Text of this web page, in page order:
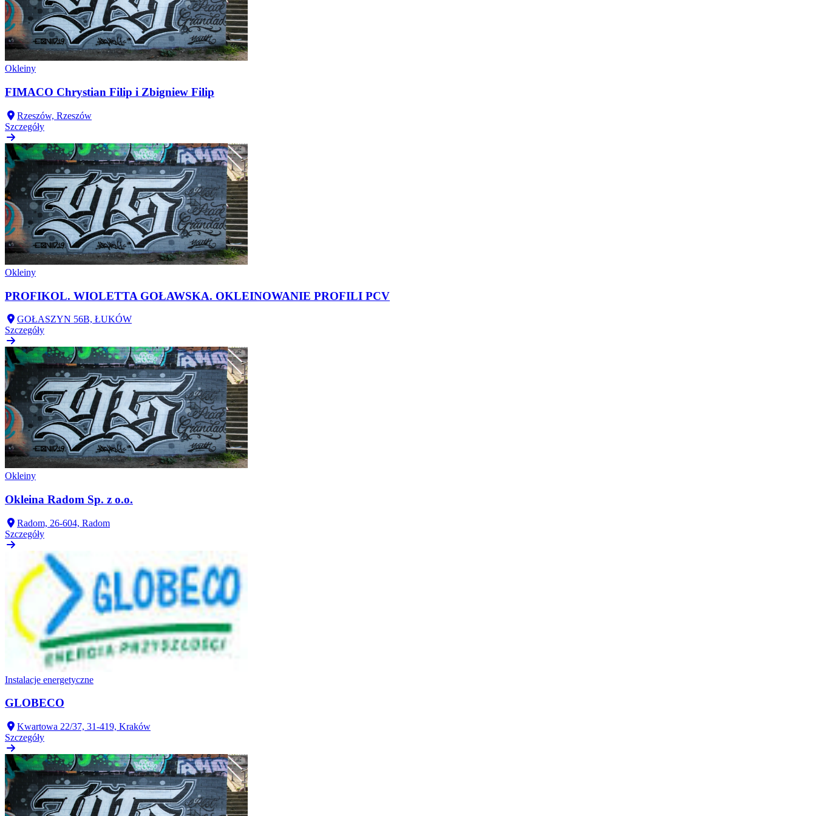
Okleiny
FIMACO Chrystian Filip i Zbigniew Filip
Rzeszów, Rzeszów
Szczegóły
Okleiny
PROFIKOL. WIOLETTA GOŁAWSKA. OKLEINOWANIE PROFILI PCV
GOŁASZYN 56B, ŁUKÓW
Szczegóły
Okleiny
Okleina Radom Sp. z o.o.
Radom, 26-604, Radom
Szczegóły
Instalacje energetyczne
GLOBECO
Kwartowa 22/37, 31-419, Kraków
Szczegóły